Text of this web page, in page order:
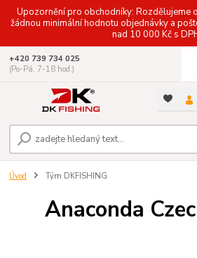
Upozornění pro obchodníky: Rozdělujeme
žádnou minimální hodnotu objednávky a
nad 10 000 Kč s
+420 739 734 025
(Po-Pá, 7-18 hod.)
Úvod Tým DKFISHING
Anaconda